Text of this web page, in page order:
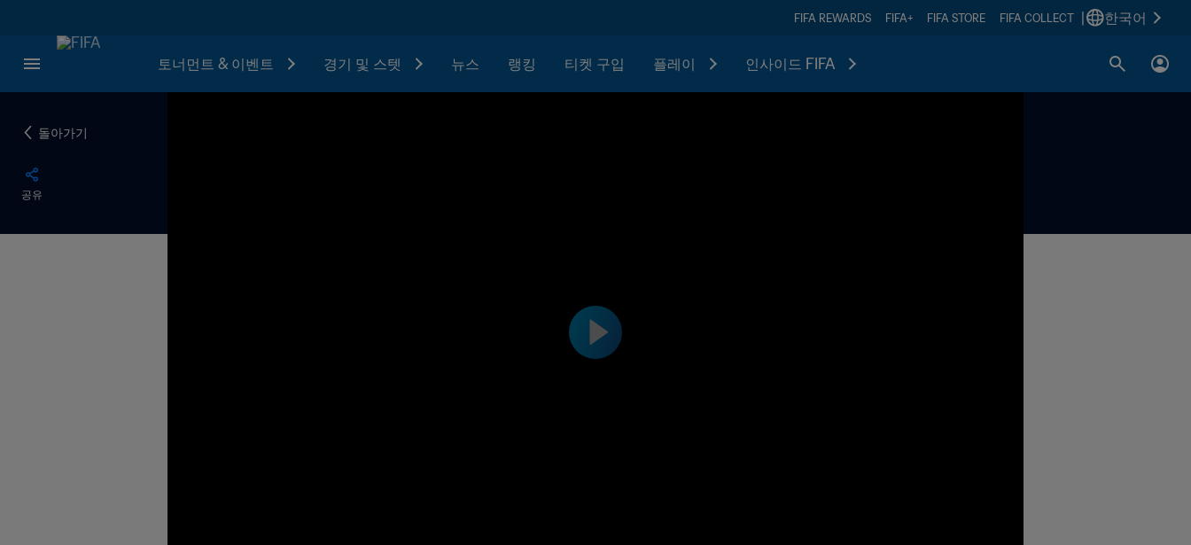
FIFA REWARDS FIFA+ FIFA STORE FIFA COLLECT 한국어
토너먼트 & 이벤트 경기 및 스텟 뉴스 랭킹 티켓 구입 플레이 인사이드 FIFA
돌아가기
공유